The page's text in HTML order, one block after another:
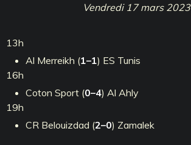
Vendredi 17 mars 2023
13h
Al Merreikh (1–1) ES Tunis
16h
Coton Sport (0–4) Al Ahly
19h
CR Belouizdad (2–0) Zamalek